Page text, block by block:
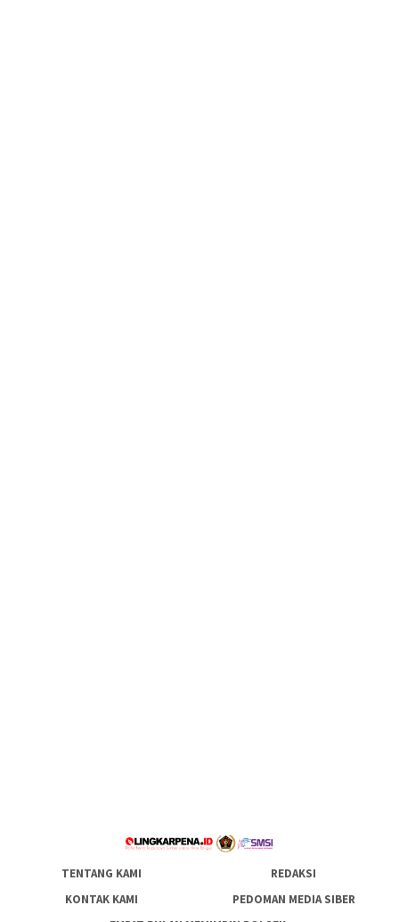
TENTANG KAMI
REDAKSI
KONTAK KAMI
PEDOMAN MEDIA SIBER